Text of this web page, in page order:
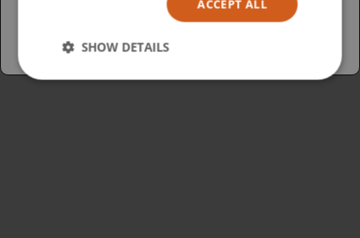
ACCEPT ALL
SHOW DETAILS